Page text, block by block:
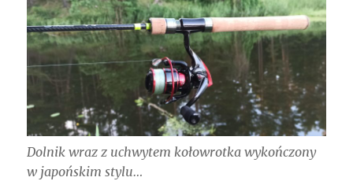
Dolnik wraz z uchwytem kołowrotka wykończony
w japońskim stylu…